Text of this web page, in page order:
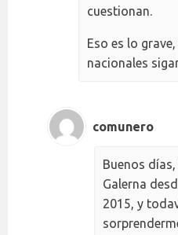
cuestionan.
Eso es lo
nacionales
comunero
Buenos
Galerna
2015, y